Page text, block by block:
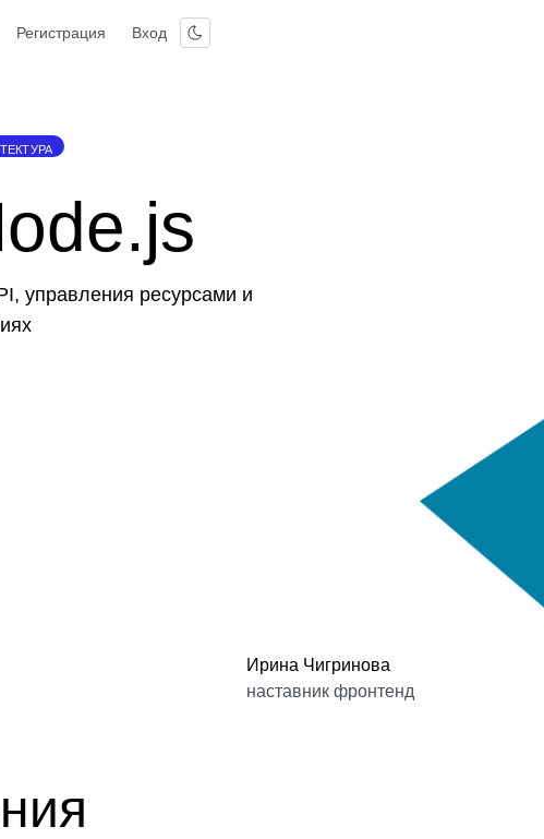
Регистрация Вход
управления ресурсами и
Ирина Чигринова
наставник фронтенд